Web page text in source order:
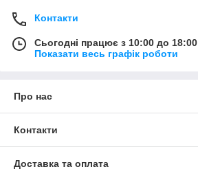
Контакти
Сьогодні працює з 10:00 до 18:00
Показати весь графік роботи
Про нас
Контакти
Доставка та оплата